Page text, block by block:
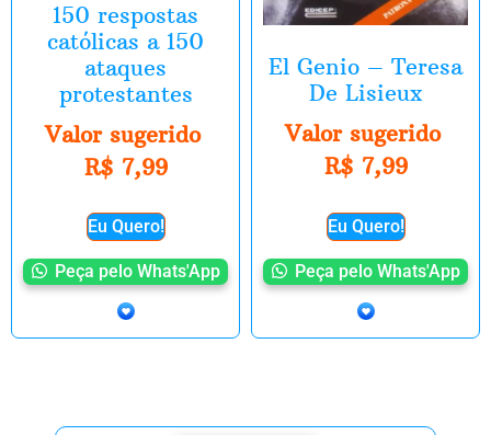
150 respostas
católicas a 150
ataques
protestantes
Valor sugerido
R$7,99
Eu Quero!
Peça pelo Whats'App
El Genio – Teresa
De Lisieux
Valor sugerido
R$7,99
Eu Quero!
Peça pelo Whats'App